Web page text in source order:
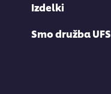
Izdelki
Smo družba UFS